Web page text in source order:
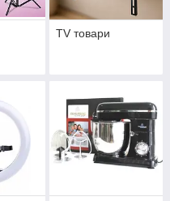
TV товари